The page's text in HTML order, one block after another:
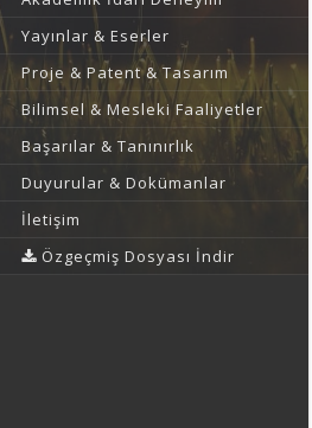
Yayınlar & Eserler
Proje & Patent & Tasarım
Bilimsel & Mesleki Faaliyetler
Başarılar & Tanınırlık
Duyurular & Dokümanlar
İletişim
Özgeçmiş Dosyası İndir